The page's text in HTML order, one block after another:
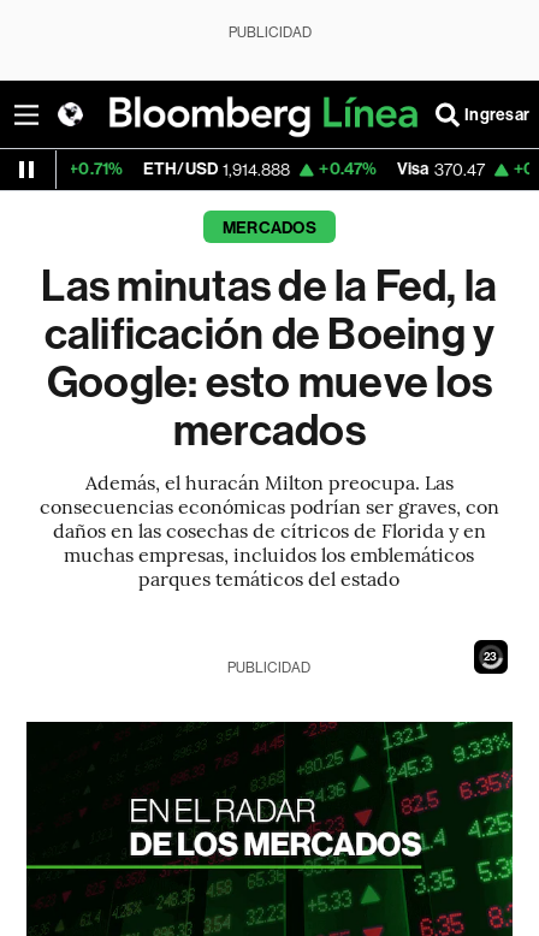
PUBLICIDAD
Ingresar
ETH/USD 1,914.888 +0.47% Visa 370.47 +0.52%
MERCADOS
Las minutas de la Fed, la
calificación de Boeing y
Google: esto mueve los
mercados
Además, el huracán Milton preocupa. Las
consecuencias económicas podrían ser graves, con
daños en las cosechas de cítricos de Florida y en
muchas empresas, incluidos los emblemáticos
parques temáticos del estado
21
PUBLICIDAD